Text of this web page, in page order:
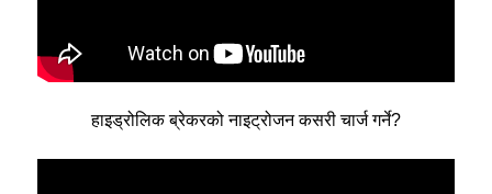
हाइड्रोलिक ब्रेकरको नाइट्रोजन कसरी चार्ज गर्ने?